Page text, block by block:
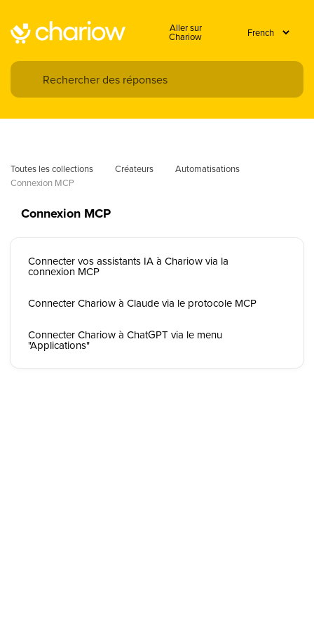
Aller sur
Chariow
Toutes les collections Créateurs
Automatisations
Connexion MCP
Connexion MCP
Connecter vos assistants IA à Chariow via la
connexion MCP
Connecter Chariow à Claude via le protocole MCP
Connecter Chariow à ChatGPT via le menu
"Applications"